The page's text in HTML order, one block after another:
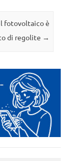
fotovoltaico è
di regolite →